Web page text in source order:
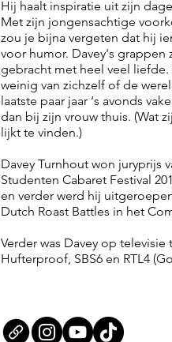
Hij haalt inspiratie uit zijn
Met zijn jongensachtige
zou je bijna vergeten dat hij
voor humor. Davey's grappen
gebracht met heel veel
weinig van zichzelf of de
laatste paar jaar ‘s avonds
dan bij zijn vrouw thuis. (Wat
lijkt te vinden.)
Davey Turnhout won juryprijs
Studenten Cabaret Festival
en verder werd hij
Dutch Roast Battles in het
Verder was Davey op
Hufterproof, SBS6 en RTL4